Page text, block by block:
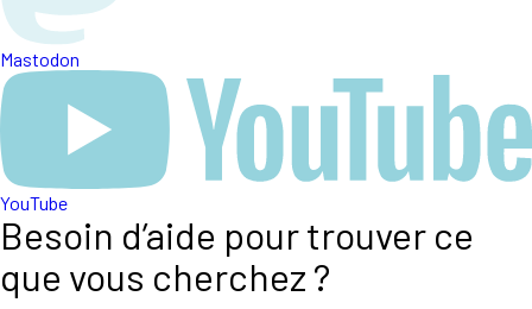
Mastodon
YouTube
Besoin d’aide pour trouver ce
que vous cherchez ?